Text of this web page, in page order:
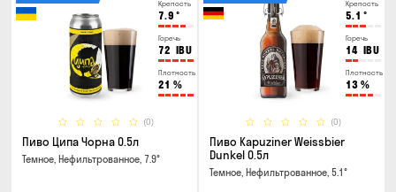
Крепость
7.9 °
Горечь
72 IBU
Плотность
21 %
(0)
Пиво Ципа Чорна 0.5л
Темное, Нефильтрованное, 7.9°
Крепость
5.1 °
Горечь
14 IBU
Плотность
13 %
(0)
Пиво Kapuziner Weissbier
Dunkel 0.5л
Темное, Нефильтрованное, 5.1°